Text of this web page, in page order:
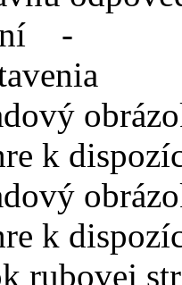
-
k
k
rubovej